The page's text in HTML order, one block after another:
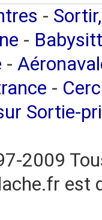
-
-
-
-
Sortie-
2009
est